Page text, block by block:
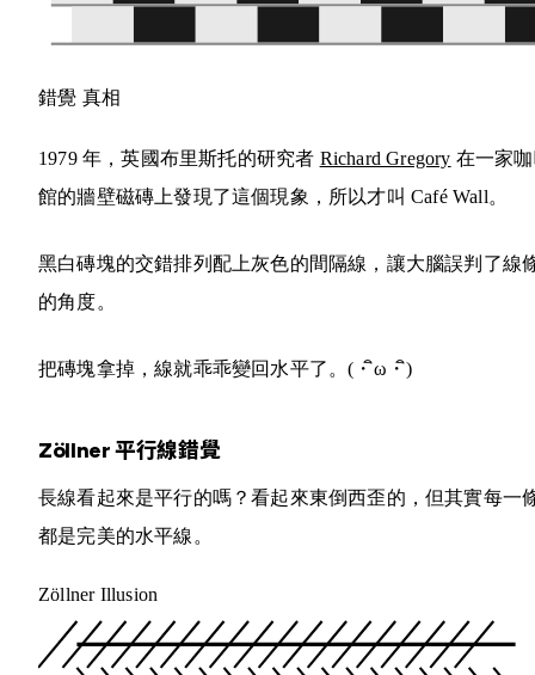
錯覺 真相
1979 年，英國布里斯托的研究者 Richard Gregory 在一家
館的牆壁磁磚上發現了這個現象，所以才叫 Café Wall。
黑白磚塊的交錯排列配上灰色的間隔線，讓大腦誤判了線
的角度。
把磚塊拿掉，線就乖乖變回水平了。(・ิω・ิ)
Zöllner 平行線錯覺
長線看起來是平行的嗎？看起來東倒西歪的，但其實每一
都是完美的水平線。
Zöllner Illusion